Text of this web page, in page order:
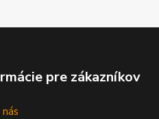
pre zákazníkov
nás